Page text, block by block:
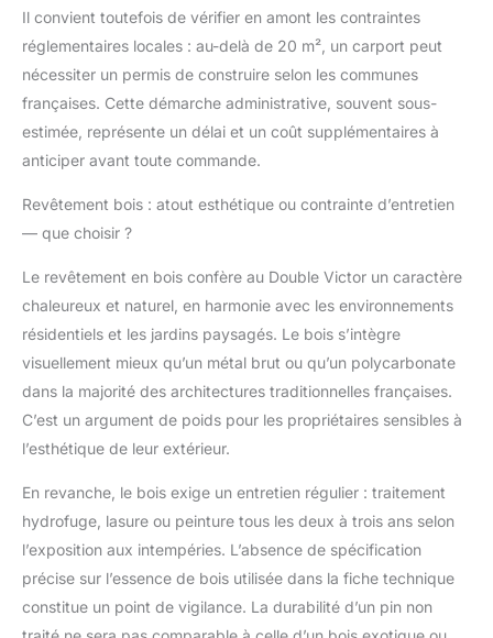
Il convient toutefois de vérifier en amont les contraintes
réglementaires locales : au-delà de 20 m², un carport peut
nécessiter un permis de construire selon les communes
françaises. Cette démarche administrative, souvent sous-
estimée, représente un délai et un coût supplémentaires à
anticiper avant toute commande.
Revêtement bois : atout esthétique ou contrainte d’entretien
— que choisir ?
Le revêtement en bois confère au Double Victor un caractère
chaleureux et naturel, en harmonie avec les environnements
résidentiels et les jardins paysagés. Le bois s’intègre
visuellement mieux qu’un métal brut ou qu’un polycarbonate
dans la majorité des architectures traditionnelles françaises.
C’est un argument de poids pour les propriétaires sensibles à
l’esthétique de leur extérieur.
En revanche, le bois exige un entretien régulier : traitement
hydrofuge, lasure ou peinture tous les deux à trois ans selon
l’exposition aux intempéries. L’absence de spécification
précise sur l’essence de bois utilisée dans la fiche technique
constitue un point de vigilance. La durabilité d’un pin non